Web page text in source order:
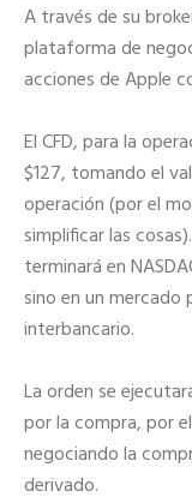
A través de su
plataforma de
acciones de Apple
El CFD, para la
$127, tomando el
operación (por el
simplificar las
terminará en
sino en un mercado
interbancario.
La orden se
por la compra, por
negociando la
derivado.